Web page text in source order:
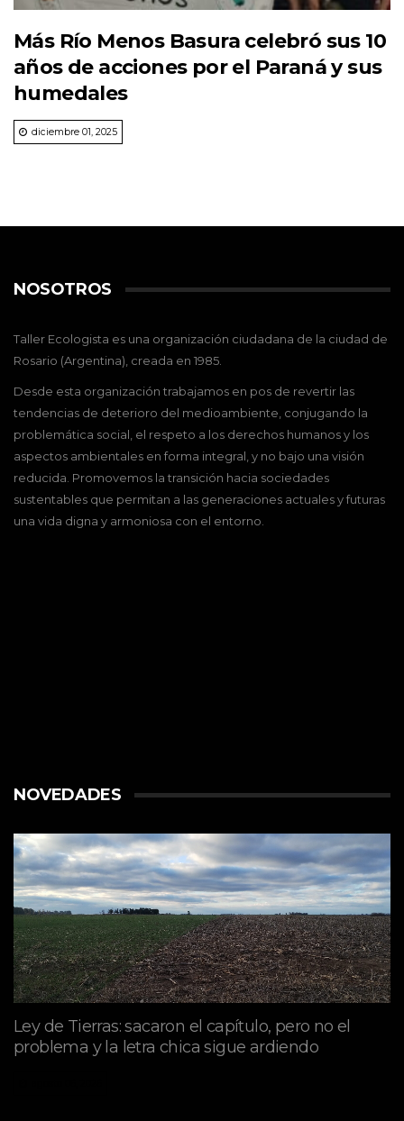
Más Río Menos Basura celebró sus 10
años de acciones por el Paraná y sus
humedales
diciembre 01, 2025
NOSOTROS
Taller Ecologista es una organización ciudadana de la ciudad de
Rosario (Argentina), creada en 1985.
Desde esta organización trabajamos en pos de revertir las
tendencias de deterioro del medioambiente, conjugando la
problemática social, el respeto a los derechos humanos y los
aspectos ambientales en forma integral, y no bajo una visión
reducida. Promovemos la transición hacia sociedades
sustentables que permitan a las generaciones actuales y futuras
una vida digna y armoniosa con el entorno.
NOVEDADES
Ley de Tierras: sacaron el capítulo, pero no el
problema y la letra chica sigue ardiendo